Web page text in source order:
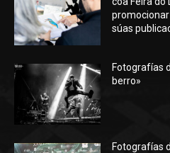
súas
Fotografías
berro»
Fotografías